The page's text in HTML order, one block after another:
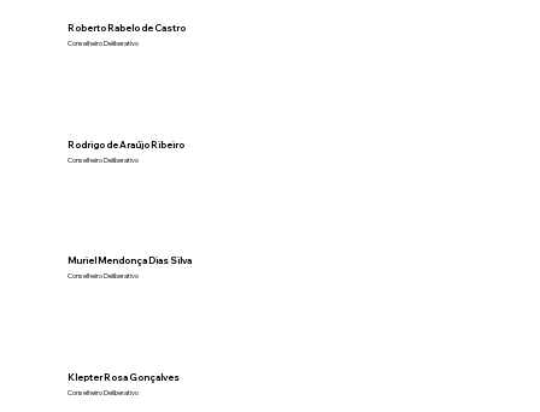
Roberto Rabelo de Castro
Conselheiro Deliberativo
Rodrigo de Araújo Ribeiro
Conselheiro Deliberativo
Muriel Mendonça Dias Silva
Conselheiro Deliberativo
Klepter Rosa Gonçalves
Conselheiro Deliberativo